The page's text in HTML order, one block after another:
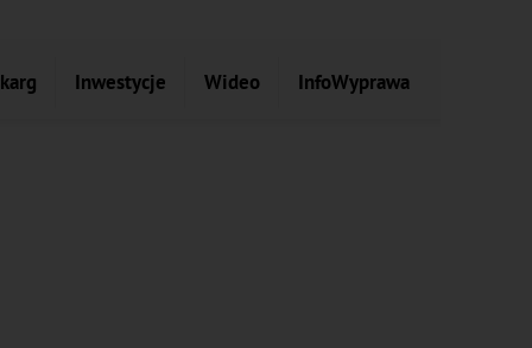
Inwestycje Wideo InfoWyprawa